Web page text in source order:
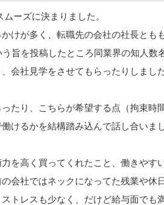
ーズに決まりました。
けが多く、転職先の会社の社長とも
旨を投稿したところ同業界の知人数
会社見学をさせてもらったりしました
たり、こちらが希望する点（拘束時
けるかを結構踏み込んで話し合いまし
を高く買ってくれたこと、働きやす
会社ではネックになってた残業や休
トレスも少なく、だけど給与面でも